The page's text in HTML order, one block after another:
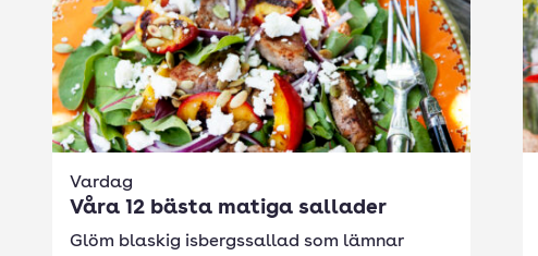
Vardag
Våra 12 bästa matiga sallader
Glöm blaskig isbergssallad som lämnar